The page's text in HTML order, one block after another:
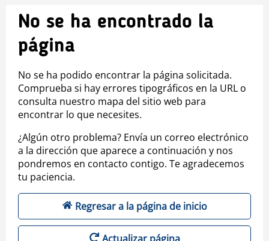
No se ha encontrado la
página
No se ha podido encontrar la página solicitada.
Comprueba si hay errores tipográficos en la URL o
consulta nuestro mapa del sitio web para
encontrar lo que necesites.
¿Algún otro problema? Envía un correo electrónico
a la dirección que aparece a continuación y nos
pondremos en contacto contigo. Te agradecemos
tu paciencia.
Regresar a la página de inicio